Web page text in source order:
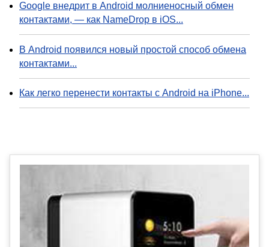
Google внедрит в Android молниеносный обмен
контактами, — как NameDrop в iOS...
В Android появился новый простой способ обмена
контактами...
Как легко перенести контакты с Android на iPhone...